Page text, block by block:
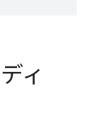
ィ